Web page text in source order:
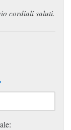
cordiali saluti.